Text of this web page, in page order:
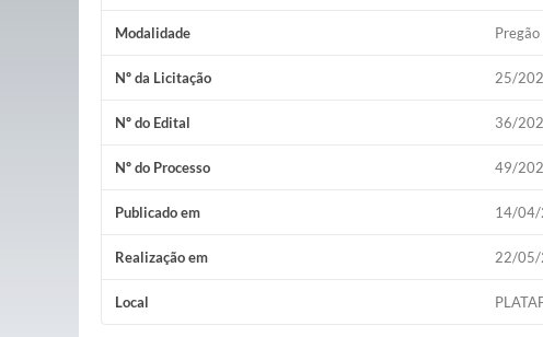
Modalidade
Nº da Licitação 25/
Nº do Edital 36/
Nº do Processo 49/
Publicado em 14/04/
Realização em 22/05/
Local